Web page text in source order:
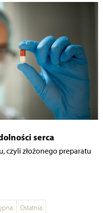
serca
czyli złożonego preparatu
Ostatnia